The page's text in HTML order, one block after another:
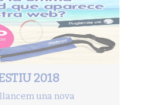
2018
una nova